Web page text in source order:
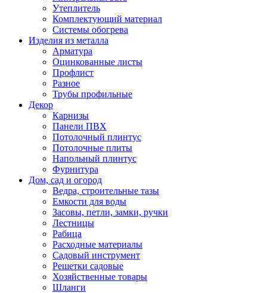
Утеплитель
Комплектующий материал
Системы обогрева
Изделия из металла
Арматура
Оцинкованные листы
Профлист
Разное
Трубы профильные
Декор
Карнизы
Панели ПВХ
Потолочный плинтус
Потолочные плиты
Напольный плинтус
Фурнитура
Дом, сад и огород
Ведра, строительные тазы
Емкости для воды
Засовы, петли, замки, ручки
Лестницы
Рабица
Расходные материалы
Садовый инструмент
Решетки садовые
Хозяйственные товары
Шланги